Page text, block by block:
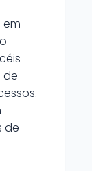
em
de
de